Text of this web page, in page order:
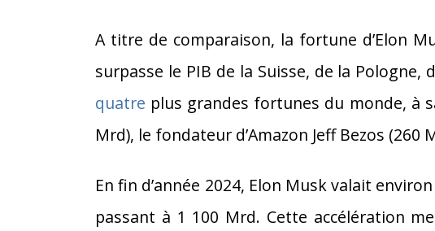
A titre de comparaison, la fortune d’Elon
surpasse le PIB de la Suisse, de la
quatre plus grandes fortunes du monde, à
Mrd), le fondateur d’Amazon Jeff Bezos (260
En fin d’année 2024, Elon Musk valait
passant à 1 100 Mrd. Cette accélération